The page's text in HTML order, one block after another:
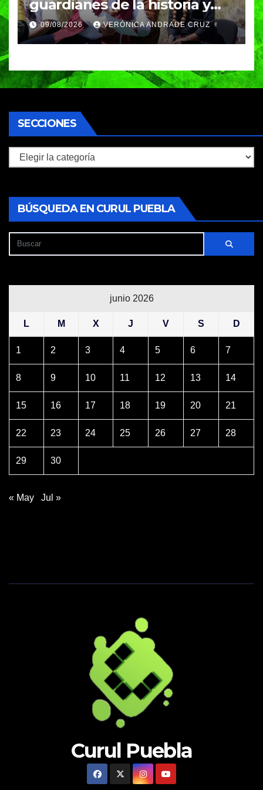
guardianes de la historia y
fuentes de vida para Puebla:
Armenta
09/08/2026 VERÓNICA ANDRADE CRUZ
SECCIONES
Secciones
BÚSQUEDA EN CURUL PUEBLA
junio 2026
L M X J V S D
1 2 3 4 5 6 7
8 9 10 11 12 13 14
15 16 17 18 19 20 21
22 23 24 25 26 27 28
29 30
« May Jul »
Curul Puebla